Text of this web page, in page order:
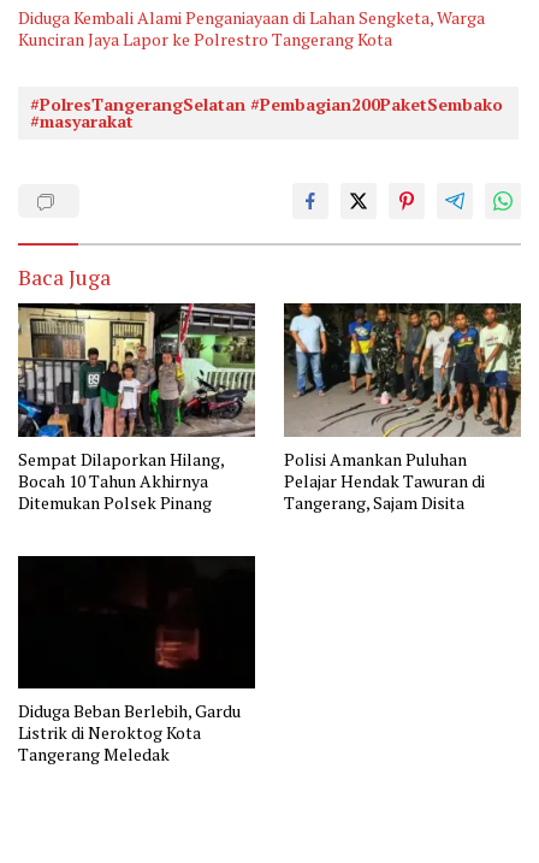
Diduga Kembali Alami Penganiayaan di Lahan Sengketa, Warga
Kunciran Jaya Lapor ke Polrestro Tangerang Kota
#PolresTangerangSelatan #Pembagian200PaketSembako
#masyarakat
Baca Juga
Sempat Dilaporkan Hilang,
Bocah 10 Tahun Akhirnya
Ditemukan Polsek Pinang
Polisi Amankan Puluhan
Pelajar Hendak Tawuran di
Tangerang, Sajam Disita
Diduga Beban Berlebih, Gardu
Listrik di Neroktog Kota
Tangerang Meledak